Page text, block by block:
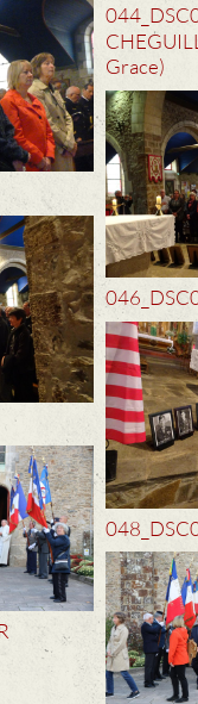
Grace)